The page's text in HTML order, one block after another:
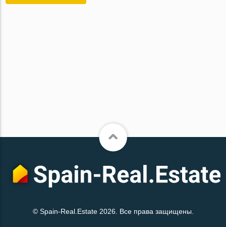
© Spain-Real.Estate 2026. Все права защищены.